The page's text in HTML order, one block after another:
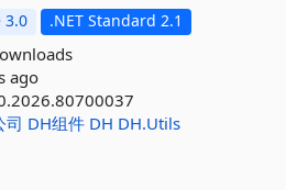
3.0 .NET Standard 2.1
ago
司 DH组件 DH DH.Utils